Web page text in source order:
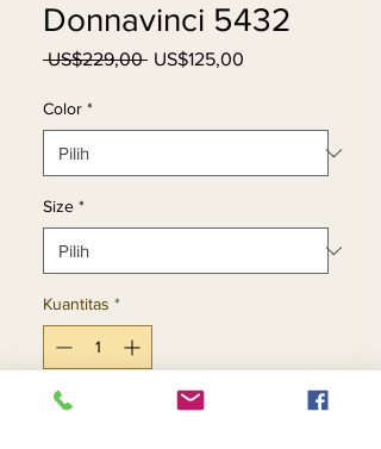
Donnavinci 5432
US$229,00 Harga
US$125,00
Color *
Size *
Kuantitas *